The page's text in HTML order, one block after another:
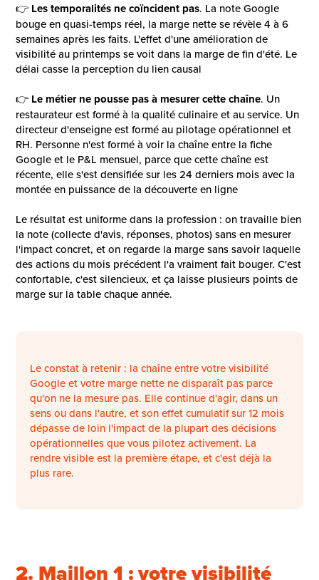
👉 Les temporalités ne coïncident pas. La note Google
bouge en quasi-temps réel, la marge nette se révèle 4 à 6
semaines après les faits. L'effet d'une amélioration de
visibilité au printemps se voit dans la marge de fin d'été. Le
délai casse la perception du lien causal
👉 Le métier ne pousse pas à mesurer cette chaîne. Un
restaurateur est formé à la qualité culinaire et au service. Un
directeur d'enseigne est formé au pilotage opérationnel et
RH. Personne n'est formé à voir la chaîne entre la fiche
Google et le P&L mensuel, parce que cette chaîne est
récente, elle s'est densifiée sur les 24 derniers mois avec la
montée en puissance de la découverte en ligne
Le résultat est uniforme dans la profession : on travaille bien
la note (collecte d'avis, réponses, photos) sans en mesurer
l'impact concret, et on regarde la marge sans savoir laquelle
des actions du mois précédent l'a vraiment fait bouger. C'est
confortable, c'est silencieux, et ça laisse plusieurs points de
marge sur la table chaque année.
Le constat à retenir : la chaîne entre votre visibilité
Google et votre marge nette ne disparaît pas parce
qu'on ne la mesure pas. Elle continue d'agir, dans un
sens ou dans l'autre, et son effet cumulatif sur 12 mois
dépasse de loin l'impact de la plupart des décisions
opérationnelles que vous pilotez activement. La
rendre visible est la première étape, et c'est déjà la
plus rare.
2. Maillon 1 : votre visibilité